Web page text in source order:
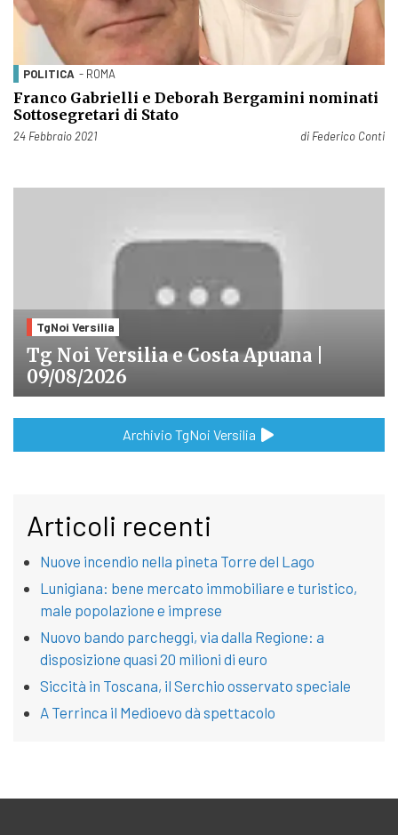
POLITICA - ROMA
Franco Gabrielli e Deborah Bergamini nominati
Sottosegretari di Stato
Pubblicato il
24 Febbraio 2021 di Federico Conti
TgNoi Versilia
Tg Noi Versilia e Costa Apuana |
09/08/2026
Archivio TgNoi Versilia
Articoli recenti
Nuove incendio nella pineta Torre del Lago
Lunigiana: bene mercato immobiliare e turistico,
male popolazione e imprese
Nuovo bando parcheggi, via dalla Regione: a
disposizione quasi 20 milioni di euro
Siccità in Toscana, il Serchio osservato speciale
A Terrinca il Medioevo dà spettacolo